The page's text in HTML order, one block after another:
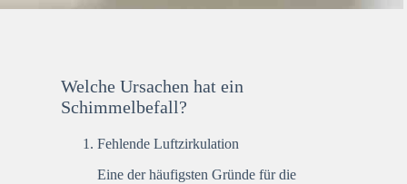
Welche Ursachen hat ein
Schimmelbefall?
Fehlende Luftzirkulation
Eine der häufigsten Gründe für die